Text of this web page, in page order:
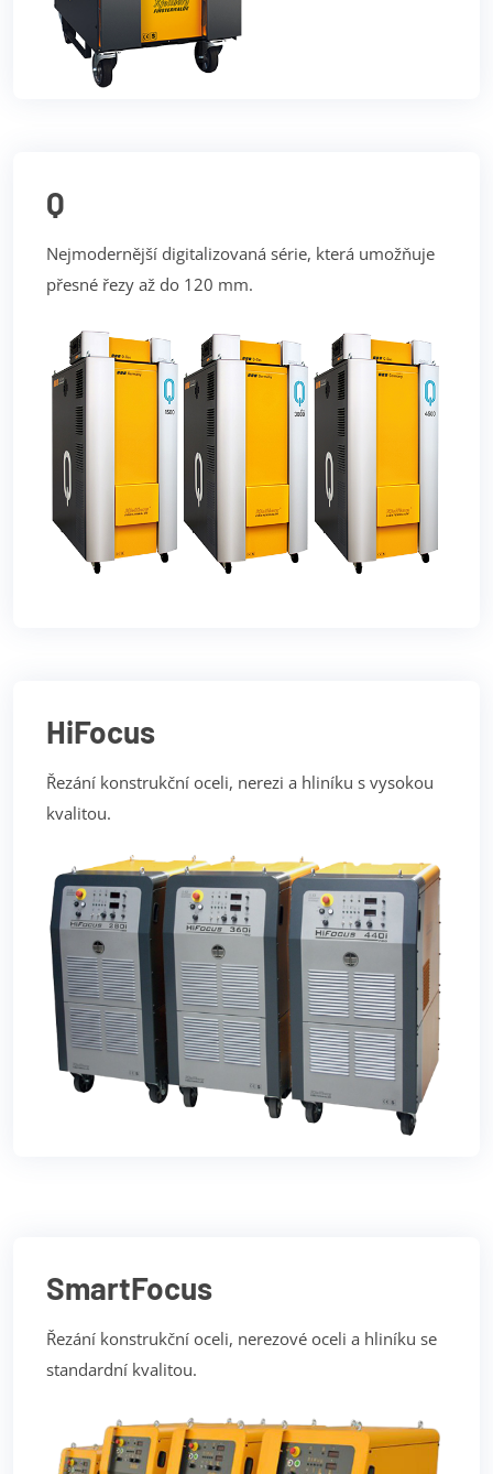
Q
Nejmodernější digitalizovaná série, která umožňuje
přesné řezy až do 120 mm.
HiFocus
Řezání konstrukční oceli, nerezi a hliníku s vysokou
kvalitou.
SmartFocus
Řezání konstrukční oceli, nerezové oceli a hliníku se
standardní kvalitou.